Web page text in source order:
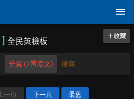
]全民英檢板
＋收藏
分頁 (2置底文) 搜尋
上一頁 下一頁 最舊